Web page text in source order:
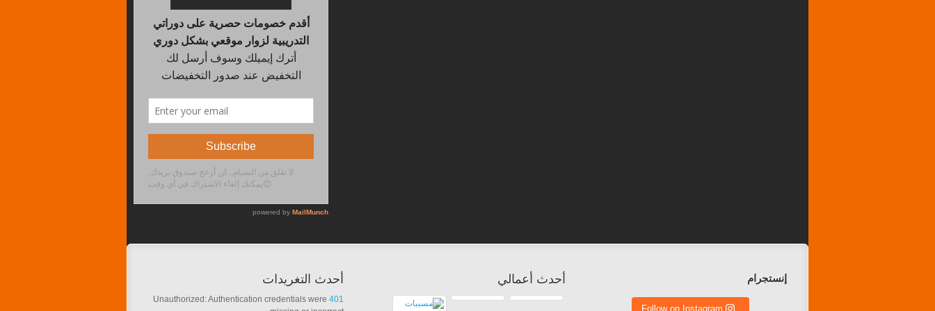
أحدث التغريدات
401
Unauthorized: Authentication credentials were
أحدث أعمالي إنستجرام
Follow on Instagram